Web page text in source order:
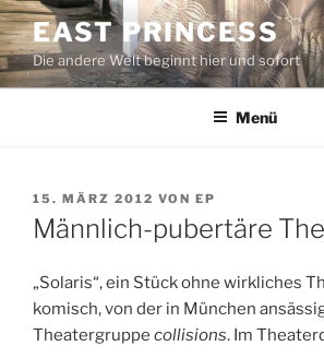
Zum
Inhalt
springen
EAST PRINCESS
Die andere Welt beginnt hier und sofort
Menü
VERÖFFENTLICHT
AM
15. MÄRZ 2012 VON EP
Männlich-pubertäre
„Solaris“, ein Stück ohne wirkliches
komisch, von der in München
Theatergruppe collisions. Im